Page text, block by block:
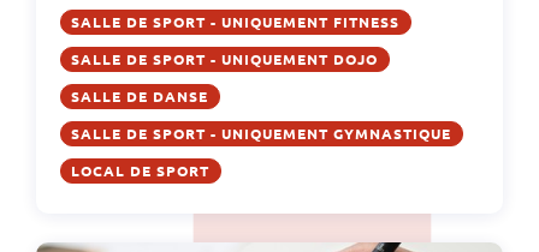
SALLE DE SPORT - UNIQUEMENT FITNESS
SALLE DE SPORT - UNIQUEMENT DOJO
SALLE DE DANSE
SALLE DE SPORT - UNIQUEMENT GYMNASTIQUE
LOCAL DE SPORT